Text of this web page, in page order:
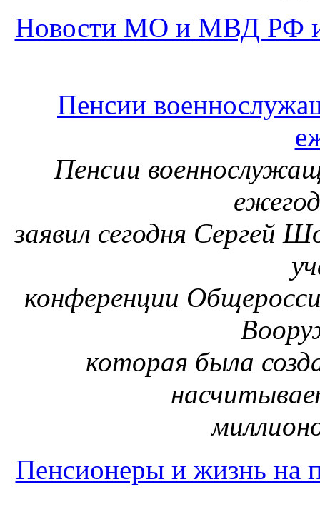
Новости МО и МВД РФ
Пенсии
Пенсии
заявил сегодня Сергей
конференции
которая была
Пенсионеры и жизнь на